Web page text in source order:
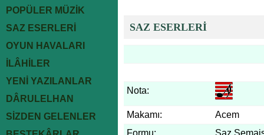
POPÜLER MÜZİK
SAZ ESERLERİ
OYUN HAVALARI
İLÂHİLER
YENİ YAZILANLAR
DÂRULELHAN
SİZDEN GELENLER
SAZ ESERLERİ
Nota:
Makamı:
Acem
Formu:
Saz